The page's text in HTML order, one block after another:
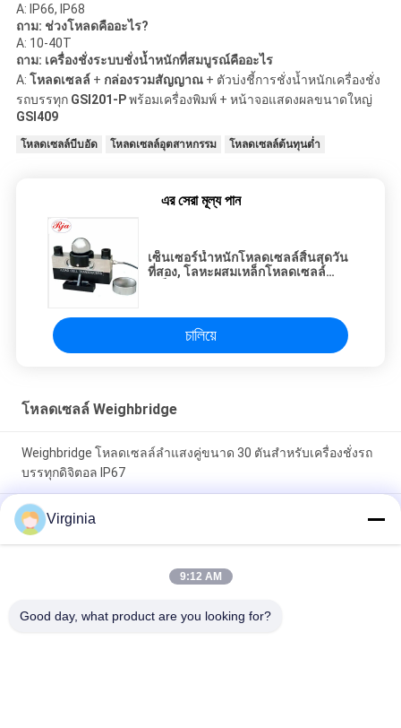
A: IP66, IP68
ถาม: ช่วงโหลดคืออะไร?
A: 10-40T
ถาม: เครื่องชั่งระบบชั่งน้ำหนักที่สมบูรณ์คืออะไร
A: โหลดเซลล์ + กล่องรวมสัญญาณ+ ตัวบ่งชี้การชั่งน้ำหนักเครื่องชั่ง
รถบรรทุก GSI201-Pพร้อมเครื่องพิมพ์ + หน้าจอแสดงผลขนาดใหญ่
GSI409
โหลดเซลล์บีบอัด โหลดเซลล์อุตสาหกรรม โหลดเซลล์ต้นทุนต่ำ
এর সেরা মূল্য পান
เซ็นเซอร์น้ำหนักโหลดเซลล์สิ้นสุดวัน
ที่สอง, โลหะผสมเหล็กโหลดเซลล์
চালিয়ে
โหลดเซลล์ Weighbridge
Weighbridge โหลดเซลล์ลำแสงคู่ขนาด 30 ตันสำหรับเครื่องชั่งรถ
บรรทุกดิจิตอล IP67
เครื่องชั่งรถบรรทุก Weighbridge โหลดเซลล์พร้อมชนิดแบบบริดจ์ /
แบบเสา 10 ตัน
โหลดเซลล์ Weighbridge สแตนเลสที่มีอะนาล็อกหรือดิจิตอลเป็นตัว
Virginia
9:12 AM
Good day, what product are you looking for?